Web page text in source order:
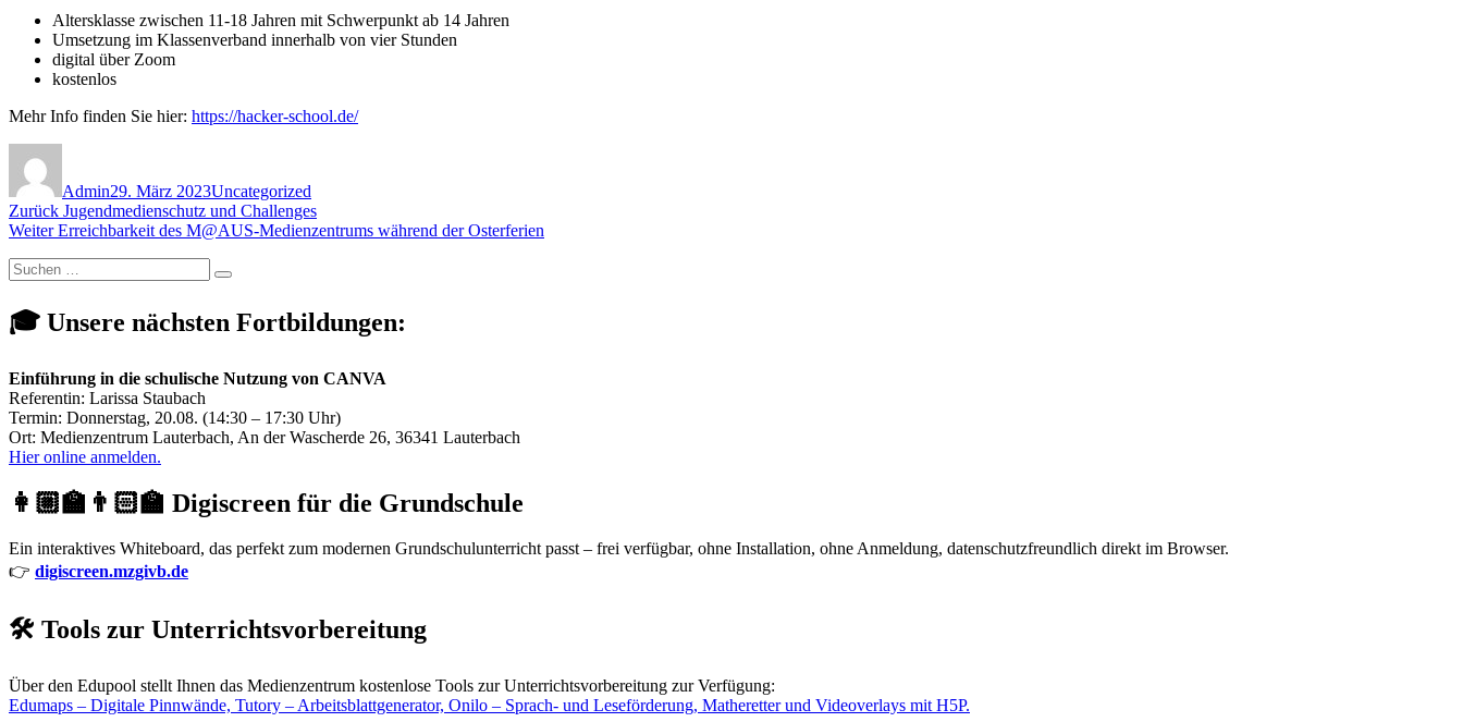
Altersklasse zwischen 11-18 Jahren mit Schwerpunkt ab 14 Jahren
Umsetzung im Klassenverband innerhalb von vier Stunden
digital über Zoom
kostenlos
Mehr Info finden Sie hier: https://hacker-school.de/
Admin29. März 2023Uncategorized
Beitragsnavigation
Zurück Vorheriger
Beitrag:
Jugendmedienschutz und Challenges
Weiter Nächster
Erreichbarkeit des M@AUS-Medienzentrums während der Osterferien
Suchen
nach:
Suchen
🎓 Unsere nächsten Fortbildungen:
Einführung in die schulische Nutzung von CANVA
Referentin: Larissa Staubach
Termin: Donnerstag, 20.08. (14:30 – 17:30 Uhr)
Ort: Medienzentrum Lauterbach, An der Wascherde 26, 36341 Lauterbach
Hier online anmelden.
👩🏼‍🏫👨🏻‍🏫 Digiscreen für die Grundschule
Ein interaktives Whiteboard, das perfekt zum modernen Grundschulunterricht passt – frei verfügbar, ohne Installation, ohne Anmeldung, datenschutzfreundlich direkt im Browser.
👉 digiscreen.mzgivb.de
🛠️ Tools zur Unterrichtsvorbereitung
Über den Edupool stellt Ihnen das Medienzentrum kostenlose Tools zur Unterrichtsvorbereitung zur Verfügung:
Edumaps – Digitale Pinnwände, Tutory – Arbeitsblattgenerator, Onilo – Sprach- und Leseförderung, Matheretter und Videoverlays mit H5P.